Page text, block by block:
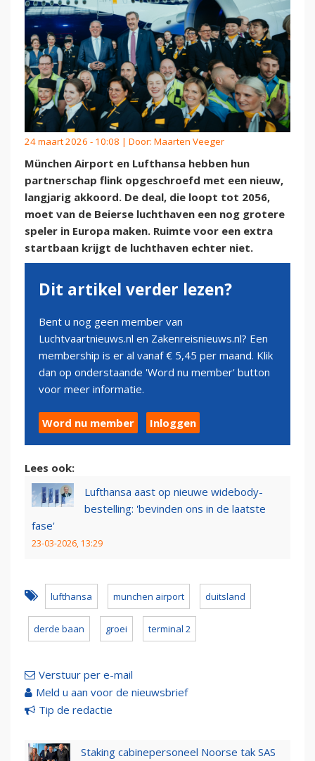
24 maart 2026 - 10:08 | Door: Maarten Veeger
München Airport en Lufthansa hebben hun
partnerschap flink opgeschroefd met een nieuw,
langjarig akkoord. De deal, die loopt tot 2056,
moet van de Beierse luchthaven een nog grotere
speler in Europa maken. Ruimte voor een extra
startbaan krijgt de luchthaven echter niet.
Dit artikel verder lezen?
Bent u nog geen member van
Luchtvaartnieuws.nl en Zakenreisnieuws.nl? Een
membership is er al vanaf € 5,45 per maand. Klik
dan op onderstaande 'Word nu member' button
voor meer informatie.
Word nu member Inloggen
Lees ook:
Lufthansa aast op nieuwe widebody-
bestelling: 'bevinden ons in de laatste
fase'
23-03-2026, 13:29
lufthansa munchen airport duitsland
derde baan groei terminal 2
Verstuur per e-mail
Meld u aan voor de nieuwsbrief
Tip de redactie
Staking cabinepersoneel Noorse tak SAS